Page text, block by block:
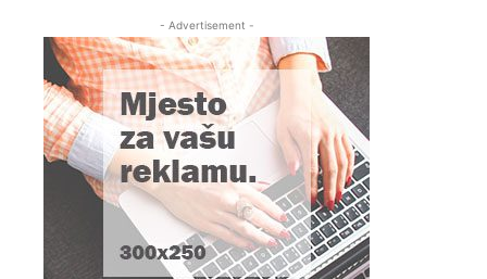
- Advertisement -